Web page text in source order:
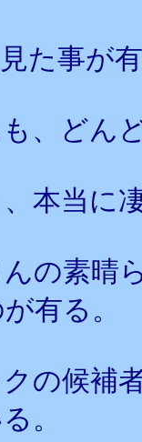
た事が
、どん
本当に
の素晴
有る。
の候補
。